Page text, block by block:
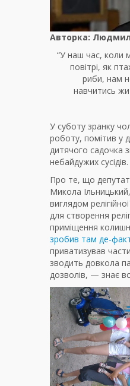
Авторка:
“У наш час, коли
повітрі, як
риби, нам
навчитись
У суботу зранку
роботу, помітив у
дитячого садочка
небайдужих сусідів.
Про те, що
Микола
виглядом
для створення
приміщення
зробив там де-
приватизував
зводить довкола
дозволів, — знає